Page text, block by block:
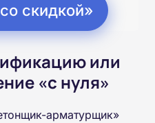
скидкой»
или
«с нуля»
арматурщик»